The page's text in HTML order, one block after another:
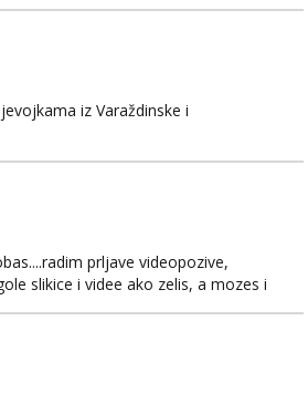
iz Varaždinske i
prljave videopozive,
slikice i videe ako zelis, a mozes i